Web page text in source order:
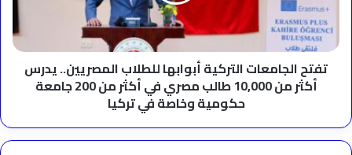
يدرس
أكثر
من
10,000
أكثر
تفتح الجامعات التركية أبوابها للطلاب المصريين.. يدرس
أكثر من 10,000 طالب مصري في أكثر من 200 جامعة
حكومية وخاصة في تركيا